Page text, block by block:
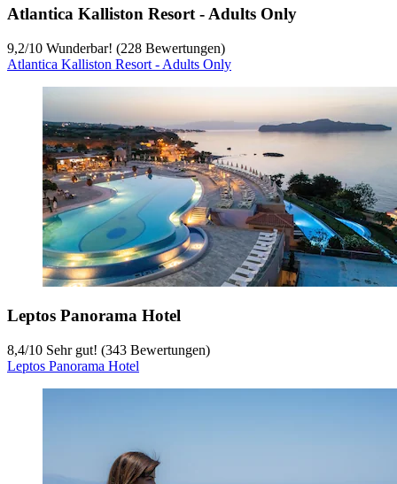
Atlantica Kalliston Resort - Adults Only
9,2/10 Wunderbar! (228 Bewertungen)
Atlantica Kalliston Resort - Adults Only
Leptos Panorama Hotel
8,4/10 Sehr gut! (343 Bewertungen)
Leptos Panorama Hotel